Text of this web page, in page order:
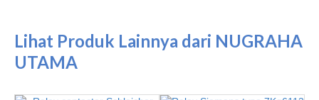
Lihat Produk Lainnya dari NUGRAHA
UTAMA